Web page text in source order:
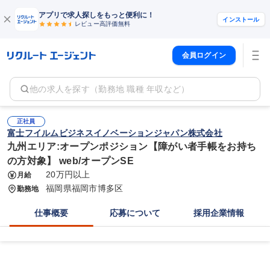
アプリで求人探しをもっと便利に！
レビュー高評価無料
インストール
会員ログイン
他の求人を探す（勤務地 職種 年収など）
正社員
富士フイルムビジネスイノベーションジャパン株式会社
九州エリア:オープンポジション【障がい者手帳をお持ち
の方対象】 web/オープンSE
月給 20万円以上
勤務地 福岡県福岡市博多区
仕事概要 応募について 採用企業情報